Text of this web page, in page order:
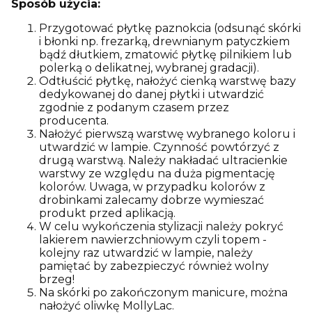
Sposób użycia:
Przygotować płytkę paznokcia (odsunąć skórki
i błonki np. frezarką, drewnianym patyczkiem
bądź dłutkiem, zmatowić płytkę pilnikiem lub
polerką o delikatnej, wybranej gradacji).
Odtłuścić płytkę, nałożyć cienką warstwę bazy
dedykowanej do danej płytki i utwardzić
zgodnie z podanym czasem przez
producenta.
Nałożyć pierwszą warstwę wybranego koloru i
utwardzić w lampie. Czynność powtórzyć z
drugą warstwą. Należy nakładać ultracienkie
warstwy ze względu na duża pigmentację
kolorów. Uwaga, w przypadku kolorów z
drobinkami zalecamy dobrze wymieszać
produkt przed aplikacją.
W celu wykończenia stylizacji należy pokryć
lakierem nawierzchniowym czyli topem -
kolejny raz utwardzić w lampie, należy
pamiętać by zabezpieczyć również wolny
brzeg!
Na skórki po zakończonym manicure, można
nałożyć oliwkę MollyLac.